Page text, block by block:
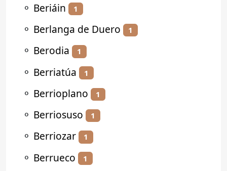
⚬ Beriáin 1
⚬ Berlanga de Duero 1
⚬ Berodia 1
⚬ Berriatúa 1
⚬ Berrioplano 1
⚬ Berriosuso 1
⚬ Berriozar 1
⚬ Berrueco 1